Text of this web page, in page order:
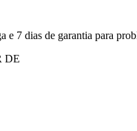
e 7 dias de garantia para
DE